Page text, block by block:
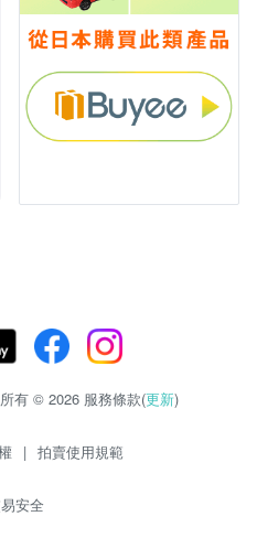
有 © 2026 服務條款(更新)
| 拍賣使用規範
安全